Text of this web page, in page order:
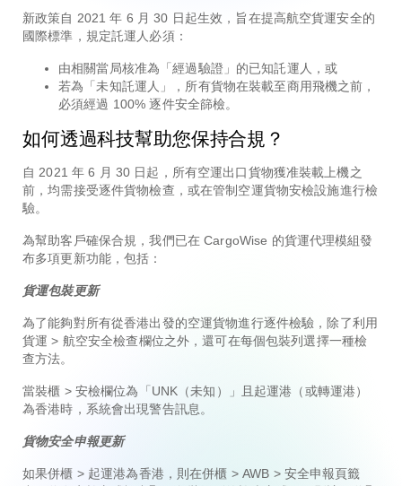
新政策自 2021 年 6 月 30 日起生效，旨在提高航空貨運安全的
國際標準，規定託運人必須：
由相關當局核准為「經過驗證」的已知託運人，或
若為「未知託運人」，所有貨物在裝載至商用飛機之前，
必須經過 100% 逐件安全篩檢。
如何透過科技幫助您保持合規？
自 2021 年 6 月 30 日起，所有空運出口貨物獲准裝載上機之
前，均需接受逐件貨物檢查，或在管制空運貨物安檢設施進行檢
驗。
為幫助客戶確保合規，我們已在 CargoWise 的貨運代理模組發
布多項更新功能，包括：
貨運包裝更新
為了能夠對所有從香港出發的空運貨物進行逐件檢驗，除了利用
貨運 > 航空安全檢查欄位之外，還可在每個包裝列選擇一種檢
查方法。
當裝櫃 > 安檢欄位為「UNK（未知）」且起運港（或轉運港）
為香港時，系統會出現警告訊息。
貨物安全申報更新
如果併櫃 > 起運港為香港，則在併櫃 > AWB > 安全申報頁籤